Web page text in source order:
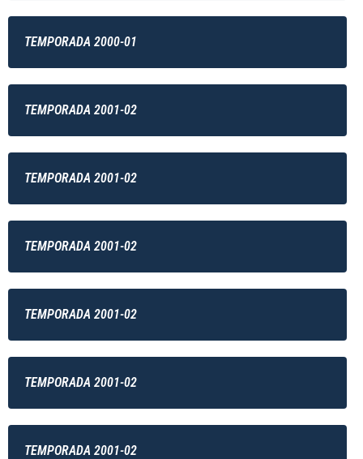
TEMPORADA 2000-01
TEMPORADA 2001-02
TEMPORADA 2001-02
TEMPORADA 2001-02
TEMPORADA 2001-02
TEMPORADA 2001-02
TEMPORADA 2001-02